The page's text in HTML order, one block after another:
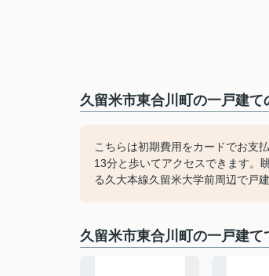
久留米市東合川町の一戸建
こちらは初期費用をカードでお支
13分と歩いてアクセスできます。
る久大本線久留米大学前周辺で戸
久留米市東合川町の一戸建て